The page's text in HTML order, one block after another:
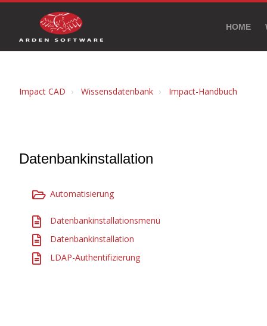
HOME
Impact CAD Wissensdatenbank Impact-Handbuch
Datenbankinstallation
Automatisierung
Datenbankinstallationsmenü
Datenbankinstallation
LDAP-Authentifizierung